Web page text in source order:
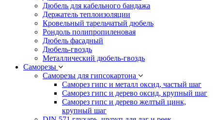
Дюбель для кабельного бандажа
Держатель теплоизоляции
Кровельный тарельчатый дюбель
Рондоль полипропиленовая
Дюбель фасадный
Дюбель-гвоздь
Металлический дюбель-гвоздь
Саморезы
Саморезы для гипсокартона
Саморез гипс и металл оксид, частый шаг
Саморез гипс и дерево оксид, крупный шаг
Саморез гипс и дерево желтый цинк,
крупный шаг